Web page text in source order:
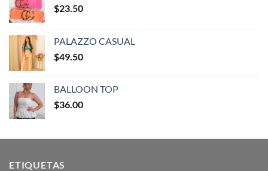
$23.50
PALAZZO CASUAL
$49.50
BALLOON TOP
$36.00
ETIQUETAS